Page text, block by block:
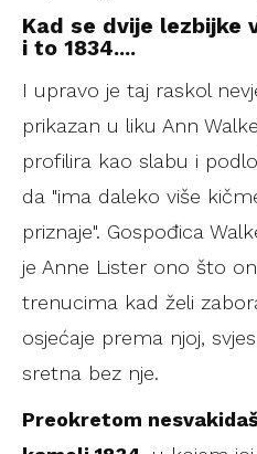
Kad se dvije lezbijke
i to 1834....
I upravo je taj raskol
prikazan u liku Ann
profilira kao slabu i
da "ima daleko više
priznaje". Gospođica
je Anne Lister ono što
trenucima kad želi
osjećaje prema njoj,
sretna bez nje.
Preokretom